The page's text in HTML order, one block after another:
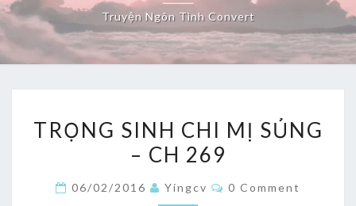
Truyện Ngôn Tình Convert
SINH
CHI
SỦNG
TRỌNG SINH CHI MỊ SỦNG
– CH 269
06/02/2016 Yingcv Comments
0 Comment